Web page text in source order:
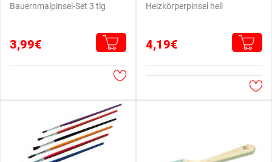
Bauernmalpinsel-Set 3 tlg
3,99€
Heizkörperpinsel hell
4,19€